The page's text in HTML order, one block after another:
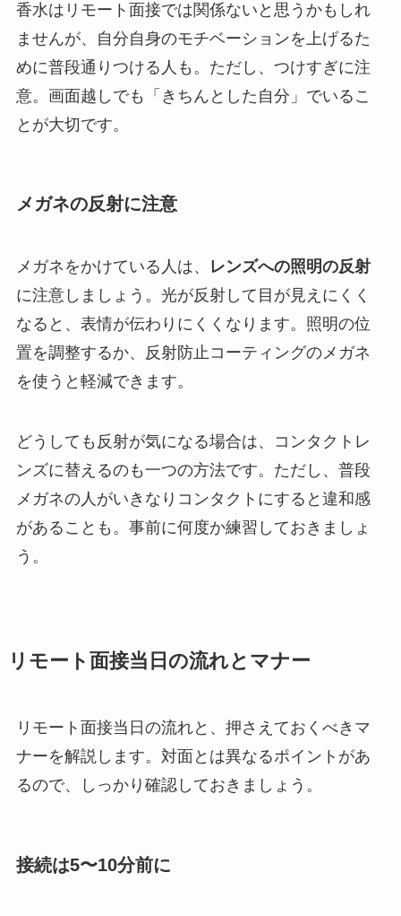
香水はリモート面接では関係ないと思うかもしれ
ませんが、自分自身のモチベーションを上げるた
めに普段通りつける人も。ただし、つけすぎに注
意。画面越しでも「きちんとした自分」でいるこ
とが大切です。
メガネの反射に注意
メガネをかけている人は、
レンズへの照明の反射
に注意しましょう。光が反射して目が見えにくく
なると、表情が伝わりにくくなります。照明の位
置を調整するか、反射防止コーティングのメガネ
を使うと軽減できます。
どうしても反射が気になる場合は、コンタクトレ
ンズに替えるのも一つの方法です。ただし、普段
メガネの人がいきなりコンタクトにすると違和感
があることも。事前に何度か練習しておきましょ
う。
リモート面接当日の流れとマナー
リモート面接当日の流れと、押さえておくべきマ
ナーを解説します。対面とは異なるポイントがあ
るので、しっかり確認しておきましょう。
接続は5〜10分前に